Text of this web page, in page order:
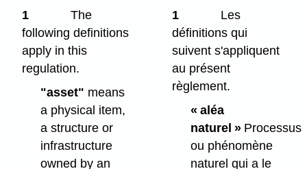
1
The
following definitions
apply in this
regulation.
"asset" means
a physical item,
a structure or
infrastructure
owned by an
1
Les
définitions qui
suivent s'appliquent
au présent
règlement.
« aléa
naturel »Processus
ou phénomène
naturel qui a le